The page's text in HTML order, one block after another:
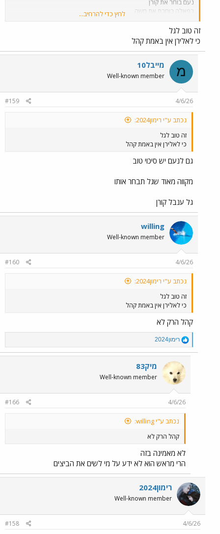
נעם בוחר את קורן
רפאלה בוחרת את משה
דני בוחר את אלירן
משה בוחר את אלירן
גל ???? או את נעם או ענבל או קורן
טל את אלירן ( אם עד אז לא ילכו מכות.
יש סיכוי לאלירן לקבל כרטיס לגמר
לחץ כדי להרחיב...
זה טוב לגל
כי לאלירן אין באמת קהל
מ מייבל10
Well-known member
4/6/26
#159
נכתב ע"י רימון2024:
זה טוב לגל
כי לאלירן אין באמת קהל
גם לנעם יש סיכוי טוב
מקווה מאוד שגל תבחר אותו
גל ענבל קורן
willing
Well-known member
4/6/26
#160
נכתב ע"י רימון2024:
זה טוב לגל
כי לאלירן אין באמת קהל
קהל הרק לא
R
e
a
c
t
i
o
n
s
רימון2024
מיק83
Well-known member
4/6/26
#166
נכתב ע"י willing:
קהל הרק לא
לא מאמינה בזה
הרי מראש הוא לא ידע על מי לשים את הביצים
רימון2024
Well-known member
4/6/26
#158